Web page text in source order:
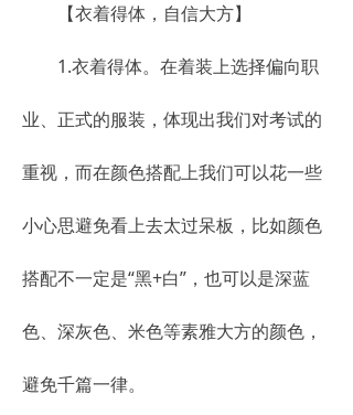
【衣着得体，自信大方】
1.衣着得体。在着装上选择偏向职
业、正式的服装，体现出我们对考试的
重视，而在颜色搭配上我们可以花一些
小心思避免看上去太过呆板，比如颜色
搭配不一定是“黑+白”，也可以是深蓝
色、深灰色、米色等素雅大方的颜色，
避免千篇一律。